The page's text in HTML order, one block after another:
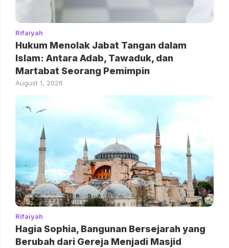
Rifaiyah
Hukum Menolak Jabat Tangan dalam
Islam: Antara Adab, Tawaduk, dan
Martabat Seorang Pemimpin
August 1, 2026
Rifaiyah
Hagia Sophia, Bangunan Bersejarah yang
Berubah dari Gereja Menjadi Masjid